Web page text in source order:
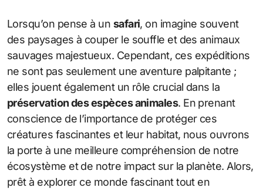
Lorsqu’on pense à un safari, on imagine souvent
des paysages à couper le souffle et des animaux
sauvages majestueux. Cependant, ces expéditions
ne sont pas seulement une aventure palpitante ;
elles jouent également un rôle crucial dans la
préservation des espèces animales. En prenant
conscience de l’importance de protéger ces
créatures fascinantes et leur habitat, nous ouvrons
la porte à une meilleure compréhension de notre
écosystème et de notre impact sur la planète. Alors,
prêt à explorer ce monde fascinant tout en